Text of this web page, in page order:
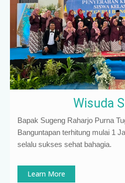
Wisuda
Bapak Sugeng Raharjo Purna
Banguntapan terhitung mulai 1
selalu sukses sehat bahagia.
Learn More